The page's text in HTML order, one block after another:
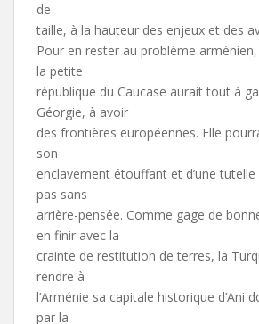
de
taille, à la hauteur des enjeux et des
Pour en rester au problème
la petite
république du Caucase aurait tout à
Géorgie, à avoir
des frontières européennes. Elle
son
enclavement étouffant et d’une tutelle
pas sans
arrière-pensée. Comme gage de
en finir avec la
crainte de restitution de terres, la
rendre à
l’Arménie sa capitale historique d’Ani
par la